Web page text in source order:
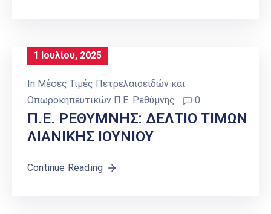
1 Ιουλίου, 2025
In Μέσες Τιμές Πετρελαιοειδών και
Οπωροκηπευτικών Π.Ε. Ρεθύμνης
0
Π.Ε. ΡΕΘΥΜΝΗΣ: ΔΕΛΤΙΟ ΤΙΜΩΝ
ΛΙΑΝΙΚΗΣ ΙΟΥΝΙΟΥ
Continue Reading